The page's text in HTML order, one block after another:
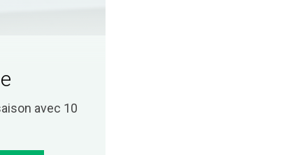
avec 10